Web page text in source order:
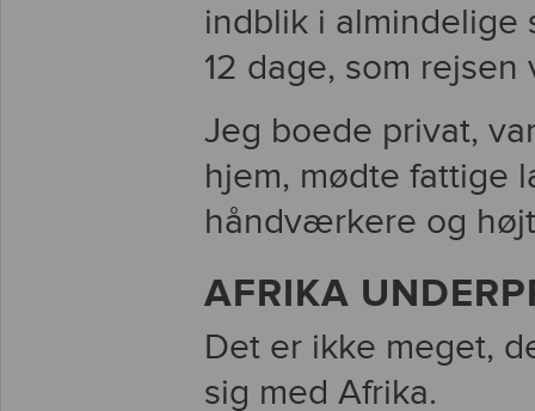
indblik i almindelige
12 dage, som
Jeg boede privat,
hjem, mødte fattige
håndværkere og
AFRIKA
Det er ikke meget,
sig med Afrika.